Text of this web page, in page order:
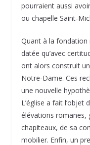
pourraient aussi
ou chapelle Saint-
Quant à la fondation
datée qu’avec
ont alors construit
Notre-Dame. Ces
une nouvelle
L’église a fait l’objet
élévations romanes,
chapiteaux, de sa
mobilier. Enfin, un